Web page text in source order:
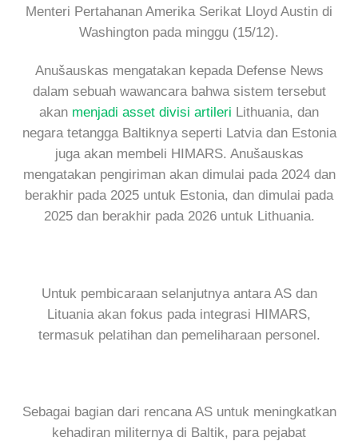
Menteri Pertahanan Amerika Serikat Lloyd Austin di
Washington pada minggu (15/12).
Anušauskas mengatakan kepada Defense News
dalam sebuah wawancara bahwa sistem tersebut
akan menjadi asset divisi artileri Lithuania, dan
negara tetangga Baltiknya seperti Latvia dan Estonia
juga akan membeli HIMARS. Anušauskas
mengatakan pengiriman akan dimulai pada 2024 dan
berakhir pada 2025 untuk Estonia, dan dimulai pada
2025 dan berakhir pada 2026 untuk Lithuania.
Untuk pembicaraan selanjutnya antara AS dan
Lituania akan fokus pada integrasi HIMARS,
termasuk pelatihan dan pemeliharaan personel.
Sebagai bagian dari rencana AS untuk meningkatkan
kehadiran militernya di Baltik, para pejabat